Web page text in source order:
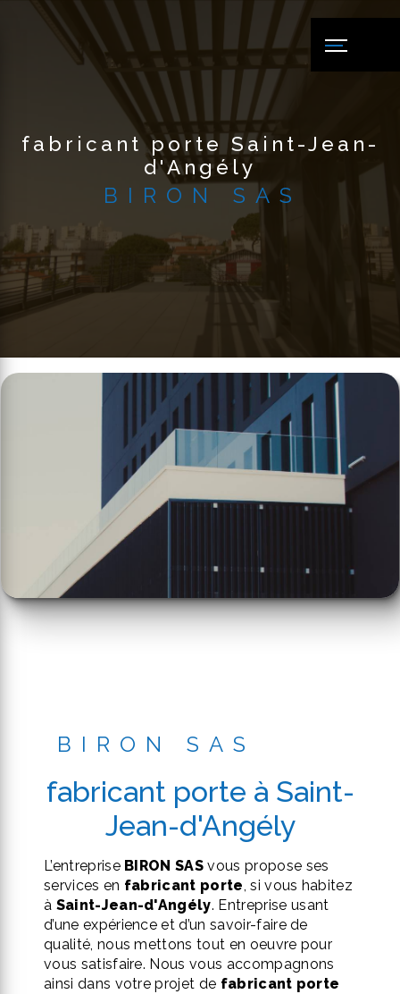
fabricant porte Saint-Jean-
d'Angély
BIRON SAS
BIRON SAS
fabricant porte à Saint-
Jean-d'Angély
L’entreprise BIRON SAS vous propose ses
services en fabricant porte, si vous habitez
à Saint-Jean-d'Angély. Entreprise usant
d’une expérience et d’un savoir-faire de
qualité, nous mettons tout en oeuvre pour
vous satisfaire. Nous vous accompagnons
ainsi dans votre projet de fabricant porte
Panneau de gestion des cookies